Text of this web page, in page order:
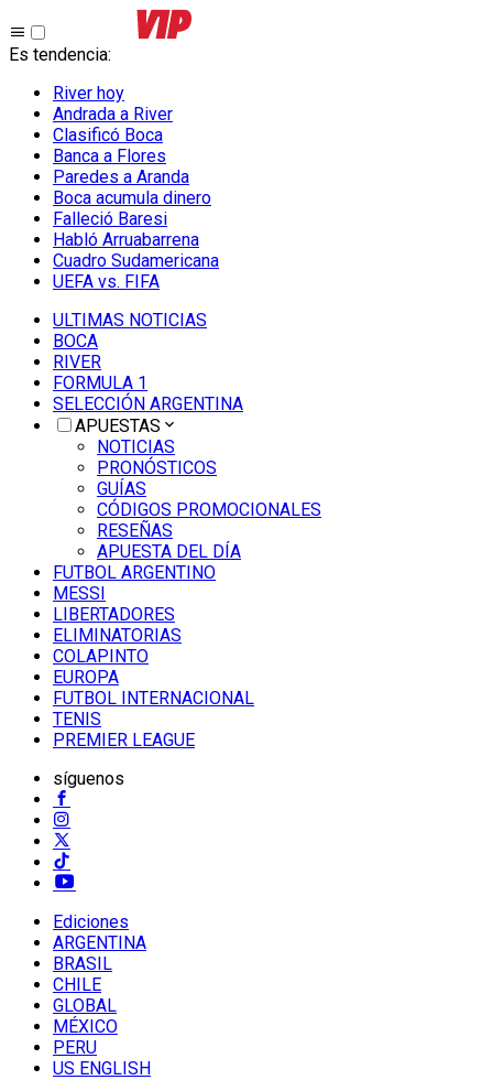
Es tendencia:
River hoy
Andrada a River
Clasificó Boca
Banca a Flores
Paredes a Aranda
Boca acumula dinero
Falleció Baresi
Habló Arruabarrena
Cuadro Sudamericana
UEFA vs. FIFA
ULTIMAS NOTICIAS
BOCA
RIVER
FORMULA 1
SELECCIÓN ARGENTINA
APUESTAS
NOTICIAS
PRONÓSTICOS
GUÍAS
CÓDIGOS PROMOCIONALES
RESEÑAS
APUESTA DEL DÍA
FUTBOL ARGENTINO
MESSI
LIBERTADORES
ELIMINATORIAS
COLAPINTO
EUROPA
FUTBOL INTERNACIONAL
TENIS
PREMIER LEAGUE
síguenos
Ediciones
ARGENTINA
BRASIL
CHILE
GLOBAL
MÉXICO
PERU
US ENGLISH